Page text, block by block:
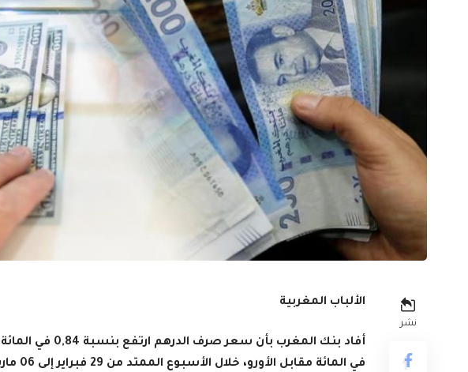
نشر
الألباب المغربية
في المائة مقابل الأورو، خلال الأسبوع الممتد من 29 فبراير إلى 06 مارس